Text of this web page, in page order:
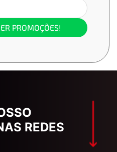
PROMOÇÕES!
REDES